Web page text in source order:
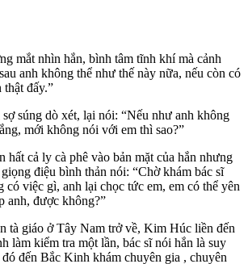
mắt nhìn hắn, bình tâm tĩnh khí mà cảnh
anh không thể như thế này nữa, nếu còn có
thật đấy.”
súng dò xét, lại nói: “Nếu như anh không
mới không nói với em thì sao?”
cả ly cà phê vào bản mặt của hắn nhưng
điệu bình thản nói: “Chờ khám bác sĩ
có việc gì, anh lại chọc tức em, em có thể yên
anh, được không?”
tà giáo ở Tây Nam trở về, Kim Húc liền đến
làm kiểm tra một lần, bác sĩ nói hắn là suy
đến Bắc Kinh khám chuyên gia , chuyên